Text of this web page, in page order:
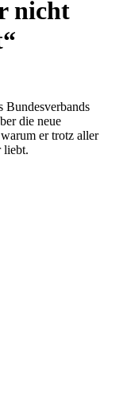
nicht
Bundesverbands
die neue
er trotz aller
liebt.